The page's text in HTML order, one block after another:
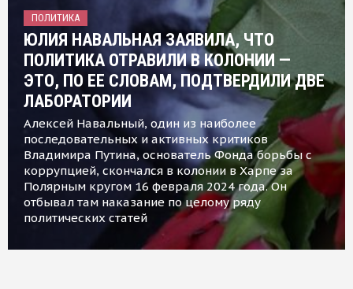
ПОЛИТИКА
ЮЛИЯ НАВАЛЬНАЯ ЗАЯВИЛА, ЧТО
ПОЛИТИКА ОТРАВИЛИ В КОЛОНИИ —
ЭТО, ПО ЕЕ СЛОВАМ, ПОДТВЕРДИЛИ ДВЕ
ЛАБОРАТОРИИ
Алексей Навальный, один из наиболее
последовательных и активных критиков
Владимира Путина, основатель Фонда борьбы с
коррупцией, скончался в колонии в Харпе за
Полярным кругом 16 февраля 2024 года. Он
отбывал там наказание по целому ряду
политических статей